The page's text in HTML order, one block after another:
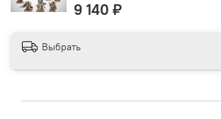
Выбрать
9 140 ₽